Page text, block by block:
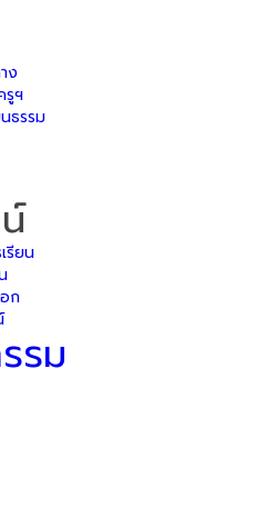
ง
รูฯ
ธรรม
รียน
ก
รม